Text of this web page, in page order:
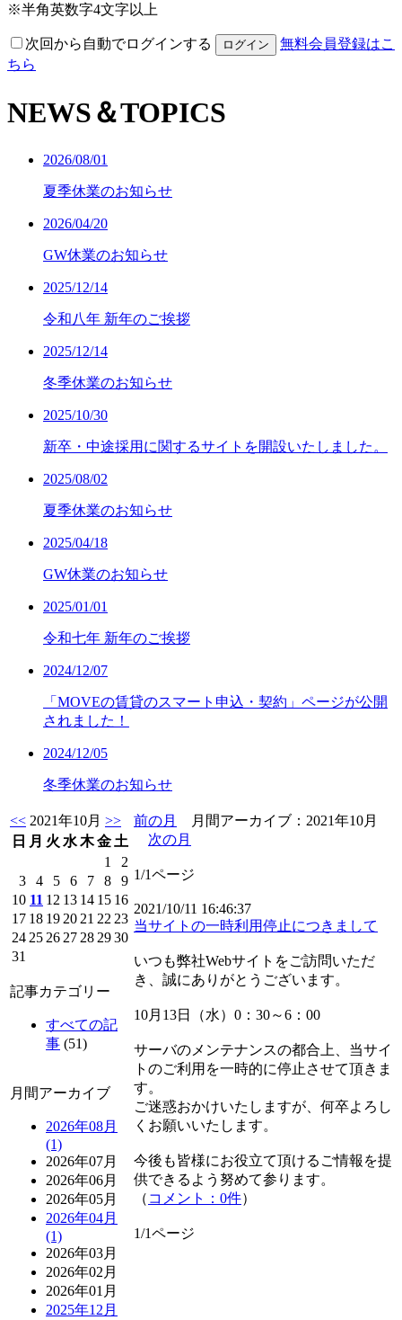
※半角英数字4文字以上
次回から自動でログインする
無料会員登録はこ
ちら
NEWS＆TOPICS
2026/08/01
夏季休業のお知らせ
2026/04/20
GW休業のお知らせ
2025/12/14
令和八年 新年のご挨拶
2025/12/14
冬季休業のお知らせ
2025/10/30
新卒・中途採用に関するサイトを開設いたしました。
2025/08/02
夏季休業のお知らせ
2025/04/18
GW休業のお知らせ
2025/01/01
令和七年 新年のご挨拶
2024/12/07
「MOVEの賃貸のスマート申込・契約」ページが公開
されました！
2024/12/05
冬季休業のお知らせ
<< 2021年10月 >>
日 月 火 水木金土
1
2
3
4 5 6 7 8
9
10 11 12 13 14 15 16
17 18 192021 2223
24252627282930
31
記事カテゴリー
すべての記
事 (51)
月間アーカイブ
2026年08月
(1)
2026年07月
2026年06月
2026年05月
2026年04月
(1)
2026年03月
2026年02月
2026年01月
2025年12月
前の月
月間アーカイブ：2021年10月
次の月
1/1ページ
2021/10/11 16:46:37
当サイトの一時利用停止につきまして
いつも弊社Webサイトをご訪問いただ
き、誠にありがとうございます。
10月13日（水）0：30～6：00
サーバのメンテナンスの都合上、当サイ
トのご利用を一時的に停止させて頂きま
す。
ご迷惑おかけいたしますが、何卒よろし
くお願いいたします。
今後も皆様にお役立て頂けるご情報を提
供できるよう努めて参ります。
（ コメント：0件）
1/1ページ